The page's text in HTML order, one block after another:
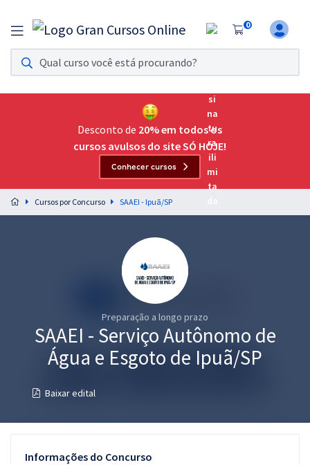
0
Assinatura Ilimitada 11
Acesso a todos os cursos. Teste grátis por 7 dias!
Assinatura OAB Até Passar
Acesso ilimitado a toda preparação para o Exame da
Preparação completa e intensiva para as principais
residências em saúde do Brasil
Graduação
Questões grátis
Desconto de 20% em todos os
cursos avulsos do site SÓ HOJE!
Conhecer cursos
Cursos por Concurso SAAEI - Ipuã/SP
Preparação a longo prazo
SAAEI - Serviço Autônomo de
Água e Esgoto de Ipuã/SP
Baixar edital
Informações do Concurso